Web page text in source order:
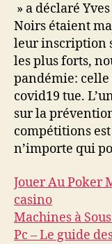
» a déclaré
Noirs étaient
leur inscription
les plus forts,
pandémie:
covid19 tue.
sur la
compétitions
n’importe qui
Jouer Au Poker
casino
Machines à
Pc – Le guide